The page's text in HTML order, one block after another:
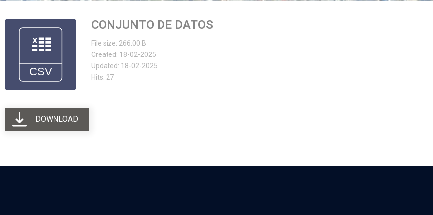
CONJUNTO DE DATOS
File size: 266.00 B
Created: 18-02-2025
Updated: 18-02-2025
Hits: 27
DOWNLOAD